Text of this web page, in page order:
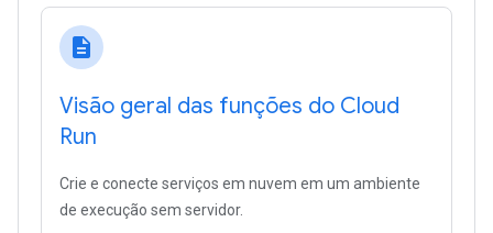
description
Visão geral das funções do Cloud
Run
Crie e conecte serviços em nuvem em um ambiente
de execução sem servidor.